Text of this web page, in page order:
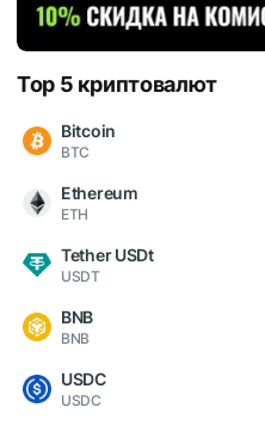
Top 5 криптовалют
Bitcoin
BTC
Ethereum
ETH
Tether USDt
USDT
BNB
BNB
USDC
USDC